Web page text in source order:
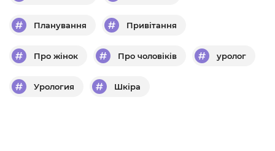
Планування Привітання
Про жінок Про чоловіків уролог
Урология Шкіра